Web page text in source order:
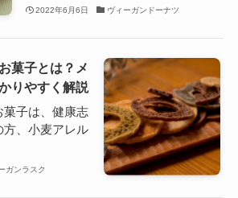
2022年6月6日 ヴィーガンドーナツ
菓子とは？メ
りやすく解説
菓子は、健康志
方、小麦アレル
ガンラスク